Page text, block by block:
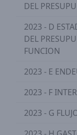
DEL
2023 - D
DEL
FUNCION
2023 - E
2023 - F
2023 - G